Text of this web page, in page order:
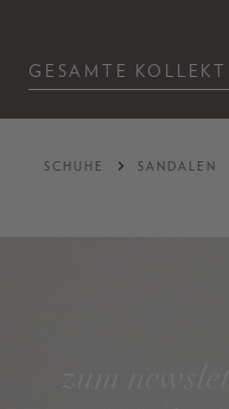
GESAMTE
SCHUHE SANDALEN
zum